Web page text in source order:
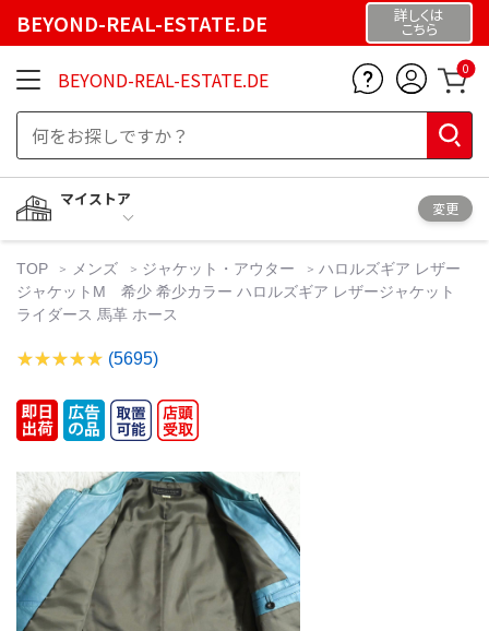
BEYOND-REAL-ESTATE.DE 詳しくは
こちら
BEYOND-REAL-ESTATE.DE 0
マイストア
変更
TOP メンズ ジャケット・アウター
ハロルズギア レザー
ジャケットM 希少 希少カラー ハロルズギア レザージャケット
ライダース 馬革 ホース
(5695)